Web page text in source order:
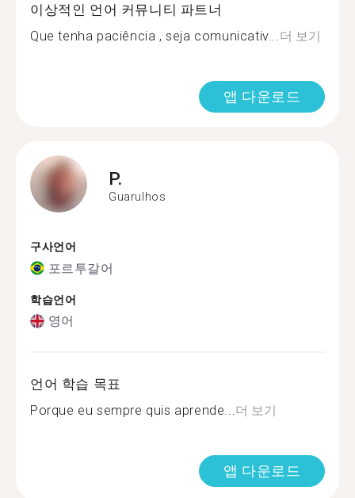
이상적인 언어 커뮤니티 파트너
Que tenha paciência , seja comunicativ...더 보기
앱 다운로드
P.
Guarulhos
구사언어
포르투갈어
학습언어
영어
언어 학습 목표
Porque eu sempre quis aprende...더 보기
앱 다운로드